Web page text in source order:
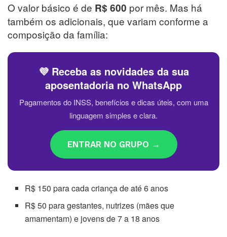
O valor básico é de R$ 600 por mês. Mas há
também os adicionais, que variam conforme a
composição da família:
💜 Receba as novidades da sua
aposentadoria no WhatsApp
Pagamentos do INSS, benefícios e dicas úteis, com uma
linguagem simples e clara.
ENTRAR NO GRUPO →
R$ 150 para cada criança de até 6 anos
R$ 50 para gestantes, nutrizes (mães que
amamentam) e jovens de 7 a 18 anos